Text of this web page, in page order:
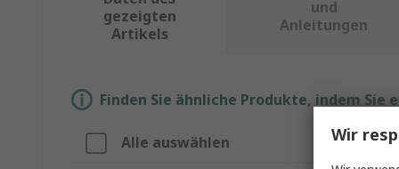
gezeigten
Artikels
und
Anleitungen
Finden Sie ähnliche Produkte, indem
Alle auswählen Wir